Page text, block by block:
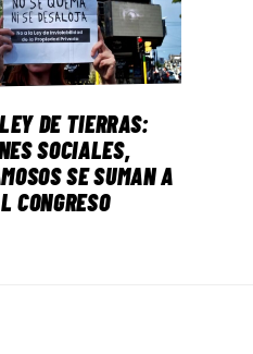
LEY DE TIERRAS:
SOCIALES,
SE SUMAN A
CONGRESO